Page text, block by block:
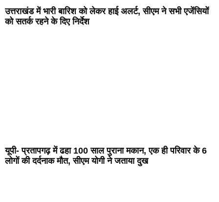
उत्तराखंड में भारी बारिश को लेकर हाई अलर्ट, सीएम ने सभी एजेंसियों
को सतर्क रहने के दिए निर्देश
यूपी- प्रतापगढ़ में ढहा 100 साल पुराना मकान, एक ही परिवार के 6
लोगों की दर्दनाक मौत, सीएम योगी ने जताया दुख